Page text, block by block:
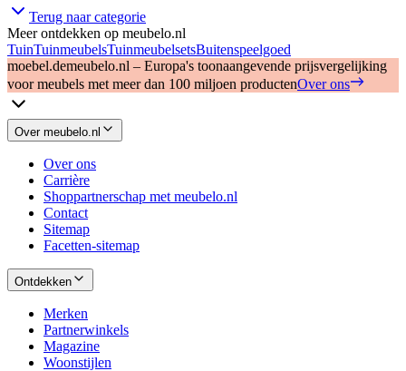
Terug naar categorie
Meer ontdekken op meubelo.nl
TuinTuinmeubelsTuinmeubelsetsBuitenspeelgoed
moebel.demeubelo.nl – Europa's toonaangevende prijsvergelijking
voor meubels met meer dan 100 miljoen productenOver ons
Over meubelo.nl
Over ons
Carrière
Shoppartnerschap met meubelo.nl
Contact
Sitemap
Facetten-sitemap
Ontdekken
Merken
Partnerwinkels
Magazine
Woonstijlen